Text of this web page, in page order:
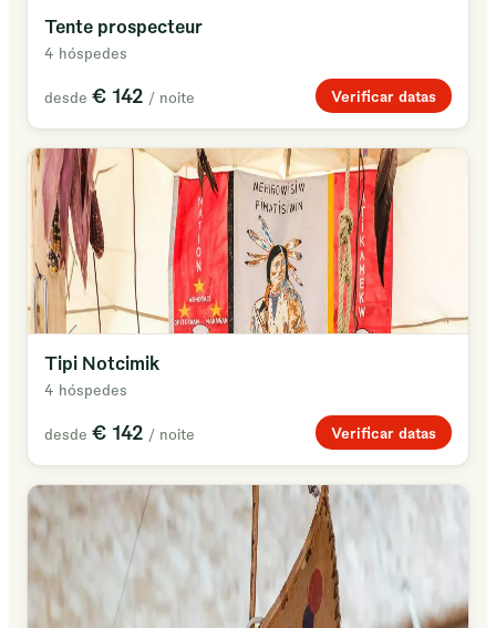
Tente prospecteur
4 hóspedes
desde € 142 / noite Verificar datas
Tipi Notcimik
4 hóspedes
desde € 142 / noite Verificar datas